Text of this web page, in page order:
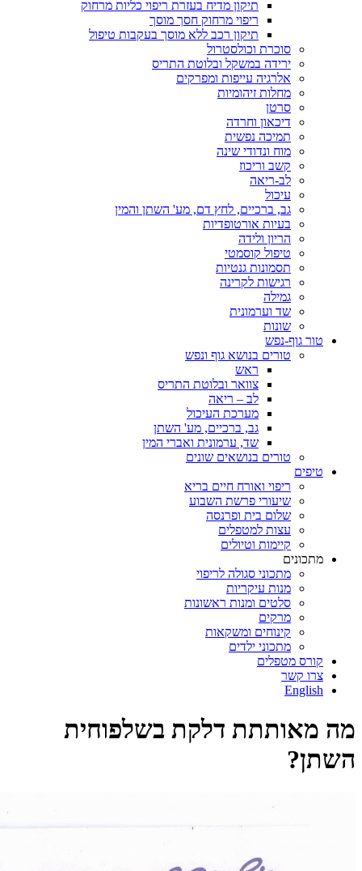
תיקון מדיח בעזרת ריפוי כליות מרחוק
ריפוי מרחוק חסך מוסך
תיקון רכב ללא מוסך בעקבות טיפול
סוכרת וכולסטרול
ירידה במשקל ובלוטת התריס
אלרגיה עייפות ומפרקים
מחלות זיהומיות
סרטן
דיכאון וחרדה
תמיכה נפשית
מוח ונדודי שינה
קשב וריכוז
לב-ריאה
עיכול
גב, ברכיים, לחץ דם, מע' השתן והמין
בעיות אורטופדיות
הריון ולידה
טיפול קוסמטי
תסמונות גנטיות
רגישות לקרינה
גמילה
שד וערמונית
שונות
טור גוף-נפש
טורים בנושא גוף ונפש
ראש
צוואר ובלוטת התריס
לב – ריאה
מערכת העיכול
גב, ברכיים, מע' השתן
שד, ערמונית ואברי המין
טורים בנושאים שונים
טיפים
ריפוי ואורח חיים בריא
שיעורי פרשת השבוע
שלום בית ופרנסה
עצות למטפלים
קיימות וטיולים
מתכונים
מתכוני סגולה לריפוי
מנות עיקריות
סלטים ומנות ראשונות
מרקים
קינוחים ומשקאות
מתכוני ילדים
קורס מטפלים
צרו קשר
English
מה מאותתת דלקת בשלפוחית
השתן?